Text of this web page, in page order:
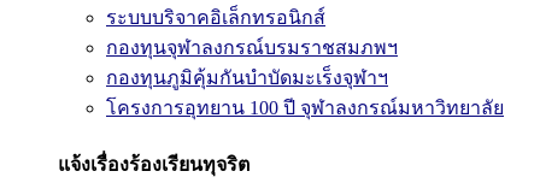
ระบบบริจาคอิเล็กทรอนิกส์
กองทุนจุฬาลงกรณ์บรมราชสมภพฯ
กองทุนภูมิคุ้มกันบำบัดมะเร็งจุฬาฯ
โครงการอุทยาน 100 ปี จุฬาลงกรณ์มหาวิทยาลัย
แจ้งเรื่องร้องเรียนทุจริต